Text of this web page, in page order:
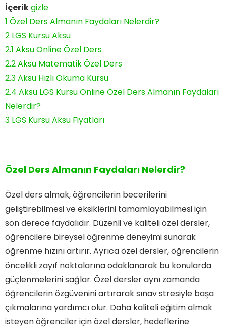
İçerikgizle
1 Özel Ders Almanın Faydaları Nelerdir?
2 LGS Kursu Aksu
2.1 Aksu Online Özel Ders
2.2Aksu Matematik Özel Ders
2.3Aksu Hızlı Okuma Kursu
2.4 Aksu LGS Kursu Online Özel Ders Almanın Faydaları
Nelerdir?
3 LGS Kursu Aksu Fiyatları
Özel Ders Almanın Faydaları Nelerdir?
Özel ders almak, öğrencilerin becerilerini
geliştirebilmesi ve eksiklerini tamamlayabilmesi için
son derece faydalıdır. Düzenli ve kaliteli özel dersler,
öğrencilere bireysel öğrenme deneyimi sunarak
öğrenme hızını artırır. Ayrıca özel dersler, öğrencilerin
öncelikli zayıf noktalarına odaklanarak bu konularda
güçlenmelerini sağlar. Özel dersler aynı zamanda
öğrencilerin özgüvenini artırarak sınav stresiyle başa
çıkmalarına yardımcı olur. Daha kaliteli eğitim almak
isteyen öğrenciler için özel dersler, hedeflerine